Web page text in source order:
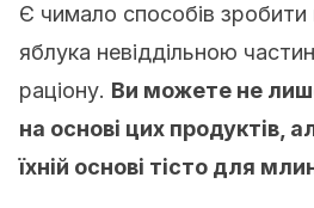
Є чимало способів зробити
яблука невіддільною
раціону. Ви можете не
на основі цих продуктів,
їхній основі тісто для